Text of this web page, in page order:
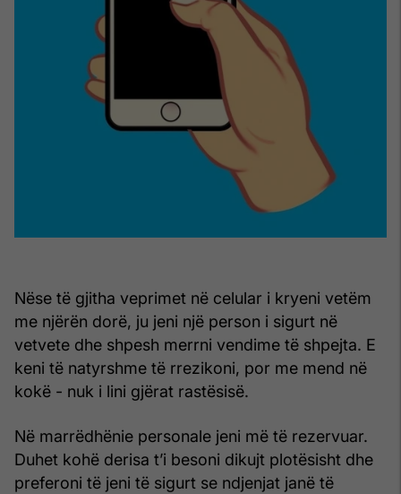
Nëse të gjitha veprimet në celular i kryeni vetëm
me njërën dorë, ju jeni një person i sigurt në
vetvete dhe shpesh merrni vendime të shpejta. E
keni të natyrshme të rrezikoni, por me mend në
kokë - nuk i lini gjërat rastësisë.
Në marrëdhënie personale jeni më të rezervuar.
Duhet kohë derisa t’i besoni dikujt plotësisht dhe
preferoni të jeni të sigurt se ndjenjat janë të